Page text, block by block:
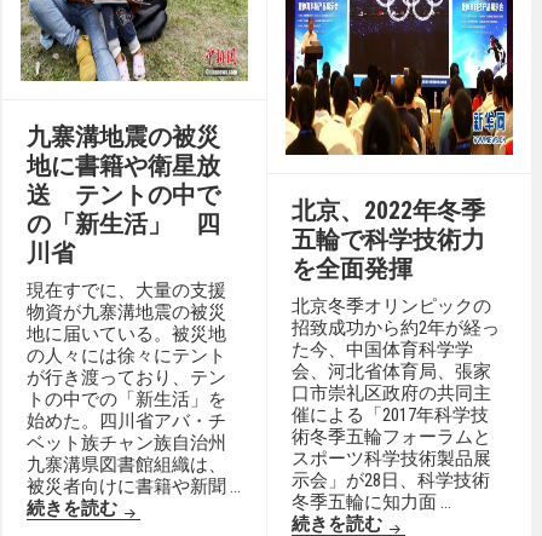
九寨溝地震の被災
地に書籍や衛星放
送 テントの中で
の「新生活」 四
川省
現在すでに、大量の支援
物資が九寨溝地震の被災
地に届いている。被災地
の人々には徐々にテント
が行き渡っており、テン
トの中での「新生活」を
始めた。四川省アバ・チ
ベット族チャン族自治州
九寨溝県図書館組織は、
被災者向けに書籍や新聞 …
続きを読む 九寨溝地震の被災地に書籍や衛星放送 テントの
北京、2022年冬季
五輪で科学技術力
を全面発揮
北京冬季オリンピックの
招致成功から約2年が経っ
た今、中国体育科学学
会、河北省体育局、張家
口市崇礼区政府の共同主
催による「2017年科学技
術冬季五輪フォーラムと
スポーツ科学技術製品展
示会」が28日、科学技術
冬季五輪に知力面 …
続きを読む 北京、2022年冬